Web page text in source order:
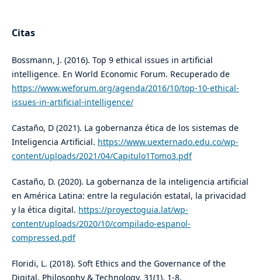
Citas
Bossmann, J. (2016). Top 9 ethical issues in artificial
intelligence. En World Economic Forum. Recuperado de
https://www.weforum.org/agenda/2016/10/top-10-ethical-
issues-in-artificial-intelligence/
Castaño, D (2021). La gobernanza ética de los sistemas de
Inteligencia Artificial. https://www.uexternado.edu.co/wp-
content/uploads/2021/04/Capitulo1Tomo3.pdf
Castaño, D. (2020). La gobernanza de la inteligencia artificial
en América Latina: entre la regulación estatal, la privacidad
y la ética digital. https://proyectoguia.lat/wp-
content/uploads/2020/10/compilado-espanol-
compressed.pdf
Floridi, L. (2018). Soft Ethics and the Governance of the
Digital. Philosophy & Technology, 31(1), 1-8.